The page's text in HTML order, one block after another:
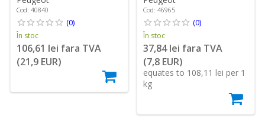
Cod: 40840
(0)
În stoc
106,61 lei fara TVA
(21,9 EUR)
Cod: 46965
(0)
În stoc
37,84 lei fara TVA
(7,8 EUR)
equates to 108,11 lei per 1
kg